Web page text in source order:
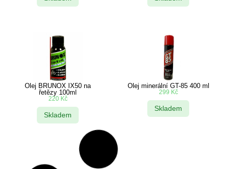
Olej BRUNOX IX50 na
řetězy 100ml
220 Kč
Skladem
Olej minerální GT-85 400 ml
299 Kč
Skladem